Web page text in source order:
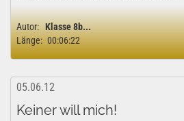
Autor: Klasse 8b...
Länge: 00:06:22
05.06.12
Keiner will mich!